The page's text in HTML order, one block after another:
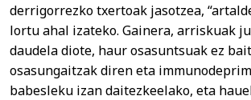
derrigorrezko txertoak jasotzea,
lortu ahal izateko. Gainera, arriskuak
daudela diote, haur osasuntsuak ez
osasungaitzak diren eta
babesleku izan daitezkeelako, eta